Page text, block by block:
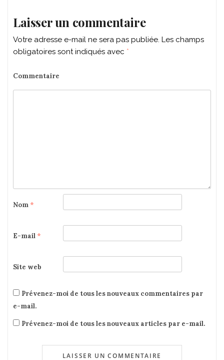
Laisser un commentaire
Votre adresse e-mail ne sera pas publiée. Les champs
obligatoires sont indiqués avec *
Commentaire
Nom *
E-mail *
Site web
Prévenez-moi de tous les nouveaux commentaires par
e-mail.
Prévenez-moi de tous les nouveaux articles par e-mail.